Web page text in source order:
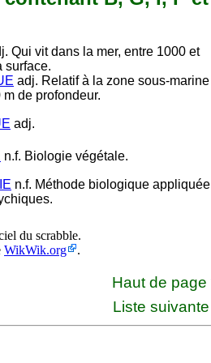
Qui vit dans la mer, entre 1000 et
surface.
adj. Relatif à la zone sous-marine
de profondeur.
adj.
n.f. Biologie végétale.
n.f. Méthode biologique appliquée
du scrabble.
WikWik.org .
Haut de page
Liste suivante